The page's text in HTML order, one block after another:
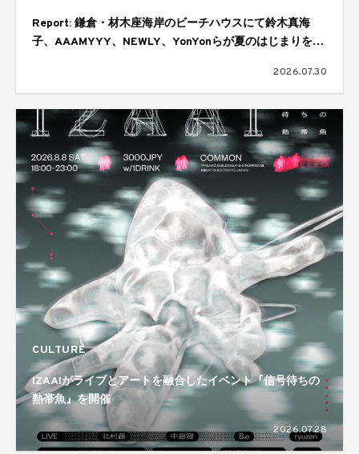
Report: 鎌倉・材木座海岸のビーチハウスにて鈴木真海
子、AAAMYYY、NEWLY、YonYonらが夏のはじまりを幻
2026.07.30
CULTURE
IZAAIがライブとアートを融合したイベント『信号待ちの
熱帯魚』を開催
2026.07.28